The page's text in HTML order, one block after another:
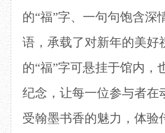
的“福”字、一句句饱含深
语，承载了对新年的美好
的“福”字可悬挂于馆内，
纪念，让每一位参与者在
受翰墨书香的魅力，体验